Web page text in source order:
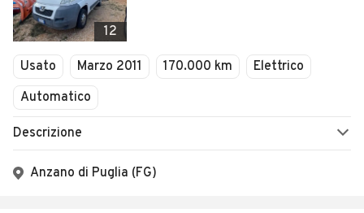
12
Usato Marzo 2011 170.000 km
Elettrico
Automatico
Descrizione
Anzano di Puglia (FG)